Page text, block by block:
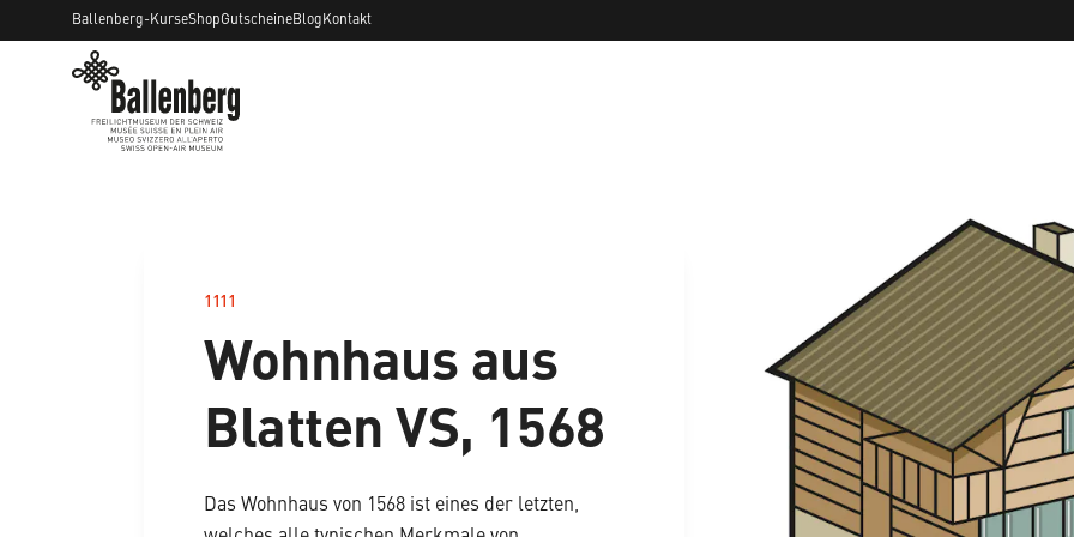
Ballenberg-KurseShopGutscheineBlog Kontakt
1111
–
Wohnhaus aus
Blatten VS, 1568
Das Wohnhaus von 1568 ist eines der letzten,